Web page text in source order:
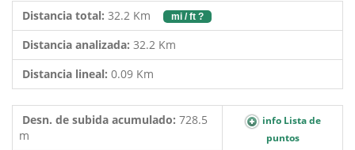
Distancia total: 32.2 Km mi / ft ?
Distancia analizada: 32.2 Km
Distancia lineal: 0.09 Km
Desn. de subida acumulado: 728.5
m
info Lista de
puntos